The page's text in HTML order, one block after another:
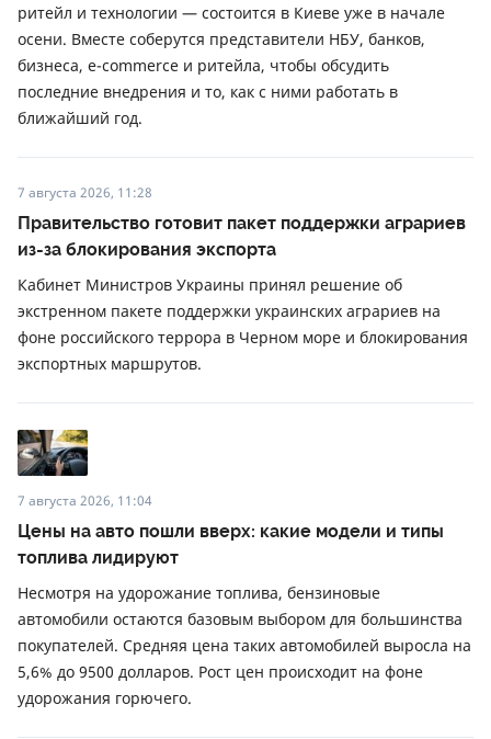
ритейл и технологии — состоится в Киеве уже в начале
осени. Вместе соберутся представители НБУ, банков,
бизнеса, e-commerce и ритейла, чтобы обсудить
последние внедрения и то, как с ними работать в
ближайший год.
7 августа 2026, 11:28
Правительство готовит пакет поддержки аграриев
из-за блокирования экспорта
Кабинет Министров Украины принял решение об
экстренном пакете поддержки украинских аграриев на
фоне российского террора в Черном море и блокирования
экспортных маршрутов.
7 августа 2026, 11:04
Цены на авто пошли вверх: какие модели и типы
топлива лидируют
Несмотря на удорожание топлива, бензиновые
автомобили остаются базовым выбором для большинства
покупателей. Средняя цена таких автомобилей выросла на
5,6% до 9500 долларов. Рост цен происходит на фоне
удорожания горючего.